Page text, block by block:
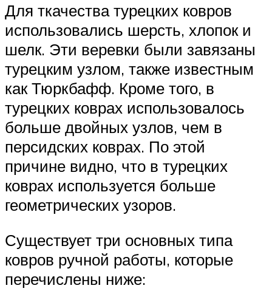
Для ткачества турецких ковров
использовались шерсть, хлопок и
шелк. Эти веревки были завязаны
турецким узлом, также известным
как Тюркбафф. Кроме того, в
турецких коврах использовалось
больше двойных узлов, чем в
персидских коврах. По этой
причине видно, что в турецких
коврах используется больше
геометрических узоров.
Существует три основных типа
ковров ручной работы, которые
перечислены ниже: